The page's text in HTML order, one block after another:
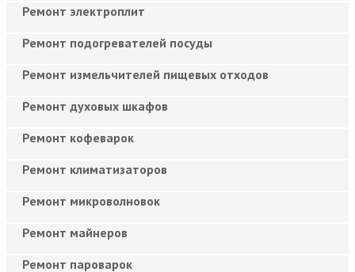
Ремонт электроплит
Ремонт подогревателей посуды
Ремонт измельчителей пищевых отходов
Ремонт духовых шкафов
Ремонт кофеварок
Ремонт климатизаторов
Ремонт микроволновок
Ремонт майнеров
Ремонт пароварок